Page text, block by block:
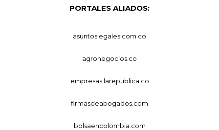
PORTALES ALIADOS:
asuntoslegales.com.co
agronegocios.co
empresas.larepublica.co
firmasdeabogados.com
bolsaencolombia.com